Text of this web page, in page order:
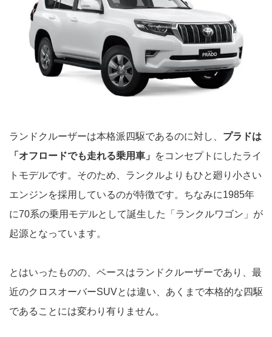
ランドクルーザーは本格派四駆であるのに対し、 プラドは
「オフロードでも走れる乗用車」
をコンセプトにしたライ
トモデルです。そのため、ランクルよりもひと廻り小さい
エンジンを採用しているのが特徴です。ちなみに1985年
に70系の乗用モデルとして誕生した「ランクルワゴン」が
起源となっています。
とはいったものの、ベースはランドクルーザーであり、最
近のクロスオーバーSUVとは違い、あくまで本格的な四駆
であることには変わり有りません。